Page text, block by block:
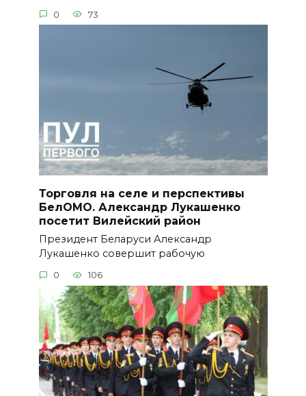
0 73
Торговля на селе и перспективы
БелОМО. Александр Лукашенко
посетит Вилейский район
Президент Беларуси Александр
Лукашенко совершит рабочую
0 106